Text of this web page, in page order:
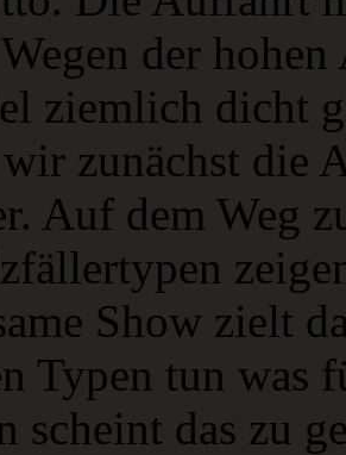
der
ziemlich dicht
zunächst die
Auf dem Weg
Show zielt
Typen tun was
scheint das zu